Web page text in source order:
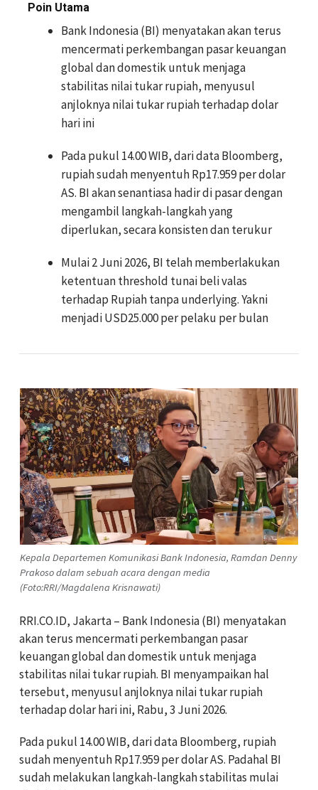
Poin Utama
Bank Indonesia (BI) menyatakan akan terus
mencermati perkembangan pasar keuangan
global dan domestik untuk menjaga
stabilitas nilai tukar rupiah, menyusul
anjloknya nilai tukar rupiah terhadap dolar
hari ini
Pada pukul 14.00 WIB, dari data Bloomberg,
rupiah sudah menyentuh Rp17.959 per dolar
AS. BI akan senantiasa hadir di pasar dengan
mengambil langkah-langkah yang
diperlukan, secara konsisten dan terukur
Mulai 2 Juni 2026, BI telah memberlakukan
ketentuan threshold tunai beli valas
terhadap Rupiah tanpa underlying. Yakni
menjadi USD25.000 per pelaku per bulan
Kepala Departemen Komunikasi Bank Indonesia, Ramdan Denny
Prakoso dalam sebuah acara dengan media
(Foto:RRI/Magdalena Krisnawati)
RRI.CO.ID, Jakarta – Bank Indonesia (BI) menyatakan
akan terus mencermati perkembangan pasar
keuangan global dan domestik untuk menjaga
stabilitas nilai tukar rupiah. BI menyampaikan hal
tersebut, menyusul anjloknya nilai tukar rupiah
terhadap dolar hari ini, Rabu, 3 Juni 2026.
Pada pukul 14.00 WIB, dari data Bloomberg, rupiah
sudah menyentuh Rp17.959 per dolar AS. Padahal BI
sudah melakukan langkah-langkah stabilitas mulai